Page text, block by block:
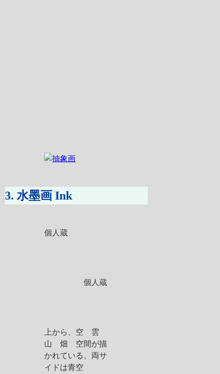
3. 水墨画 Ink
個人蔵
個人蔵
上から、空 雲
山 畑 空間が描
かれている。両サ
イドは青空